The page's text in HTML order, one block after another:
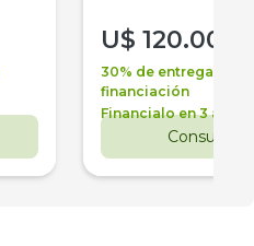
U$ 120.000
30% de entrega +
financiación
Financialo en 3 años
Consultar